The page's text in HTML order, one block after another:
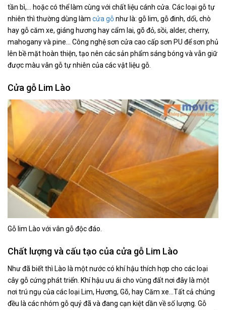
tần bì,… hoặc có thể làm cùng với chất liệu cánh cửa. Các loại gỗ tự
nhiên thì thường dùng làm cửa gỗnhư là: gỗ lim, gỗ đinh, dổi, chò
hay gỗ căm xe, giáng hương hay cẩm lai, gõ đỏ, sồi, alder, cherry,
mahogany và pine… Công nghệ sơn cửa cao cấp sơn PU để sơn phủ
lên bề mặt hoàn thiện, tạo nên các sản phẩm sáng bóng và vẫn giữ
được màu vân gỗ tự nhiên của các vật liệu gỗ.
Cửa gỗ Lim Lào
Gỗ lim Lào với vân gỗ độc đáo.
Chất lượng và cấu tạo của cửa gỗ Lim Lào
Như đã biết thì Lào là một nước có khí hậu thích hợp cho các loại
cây gỗ cứng phát triển. Khí hậu ưu ái cho vùng đất nơi đây là một
nơi trú ngụ của các loại Lim, Hương, Gõ, hay Căm xe…Tất cả chúng
đều là các nhóm gỗ quý đã và đang cạn kiệt dần về số lượng. Gỗ